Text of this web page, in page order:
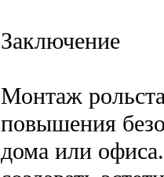
Заключение
Монтаж
повышения
дома или